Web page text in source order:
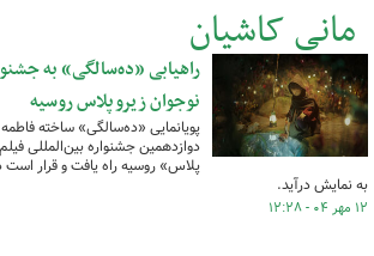
مانی کاشیان
کل اخبار:1
راهیابی «ده‌سالگی» به
نوجوان زیرو پلاس روسیه
پویانمایی «ده‌سالگی» ساخته
دوازدهمین جشنواره بین‌المللی
پلاس» روسیه راه یافت و قرار
به نمایش درآید.
۱۲ مهر ۰۴ - ۱۲:۲۸